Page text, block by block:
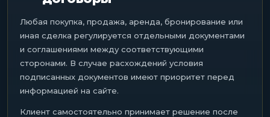
Любая покупка, продажа, аренда, бронирование или
иная сделка регулируется отдельными документами
и соглашениями между соответствующими
сторонами. В случае расхождений условия
подписанных документов имеют приоритет перед
информацией на сайте.
Клиент самостоятельно принимает решение после